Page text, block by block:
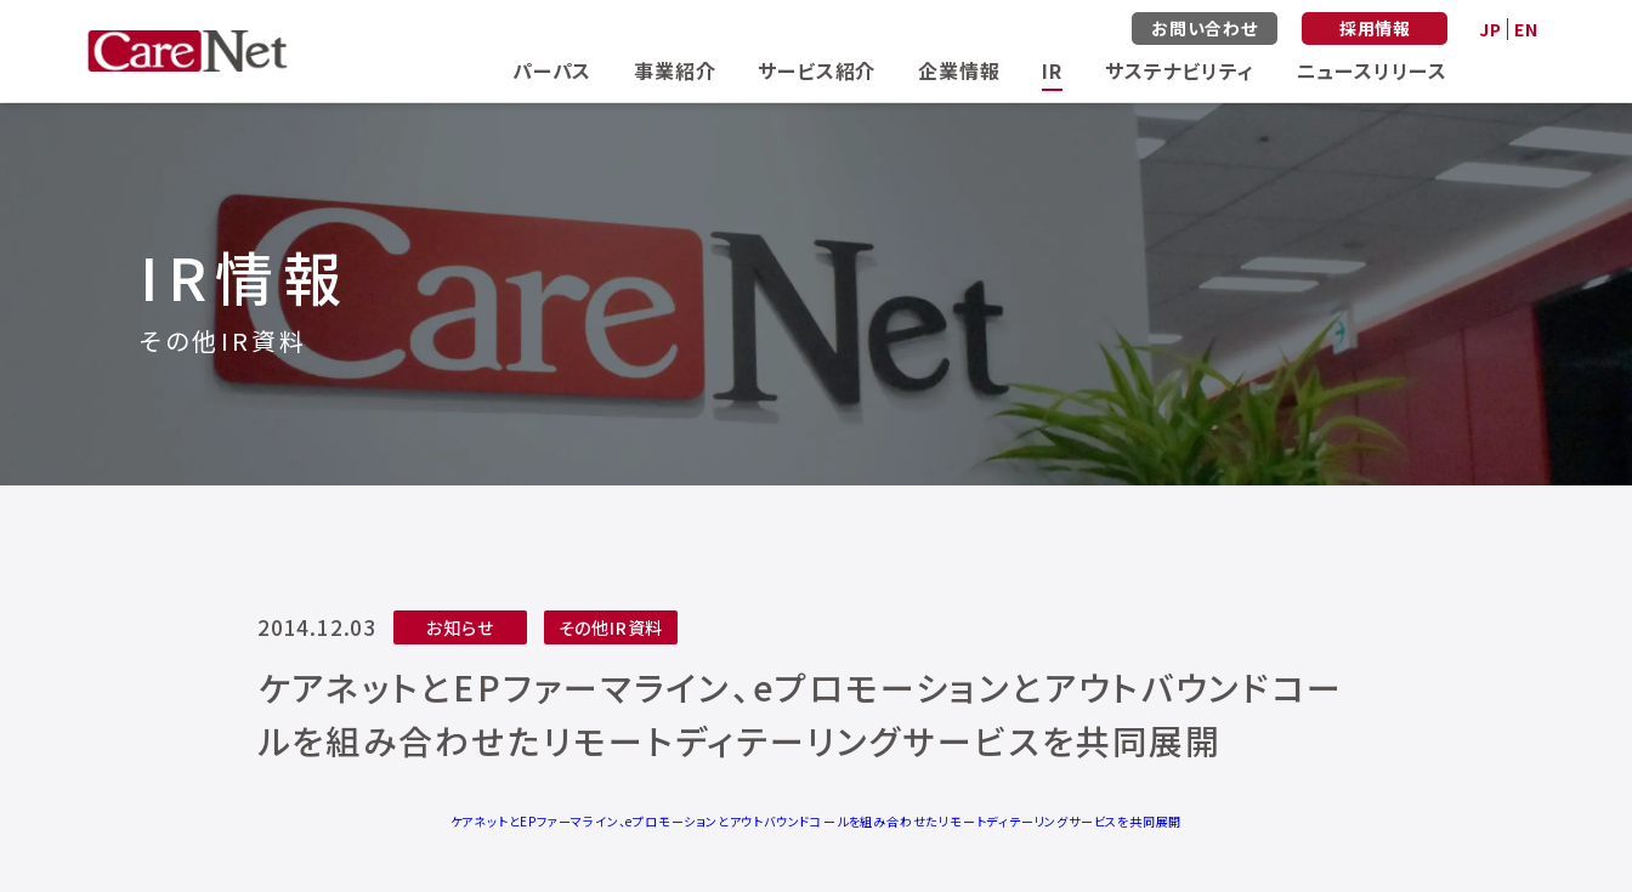
お問い合わせ 採用情報 JP EN
パーパス 事業紹介 サービス紹介 企業情報 IR サステナビリティ ニュースリリース
IR情報
その他IR資料
2014.12.03 お知らせ その他IR資料
ケアネットとEPファーマライン、eプロモーションとアウトバウンドコー
ルを組み合わせたリモートディテーリングサービスを共同展開
ケアネットとEPファーマライン、eプロモーションとアウトバウンドコールを組み合わせたリモートディテーリングサービスを共同展開